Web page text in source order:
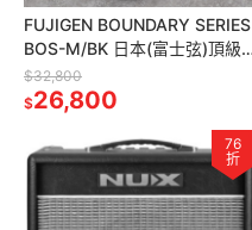
FUJIGEN BOUNDARY SERIES
BOS-M/BK 日本(富士弦)頂級
電吉他 經典黑
$32,800
$26,800
76
折